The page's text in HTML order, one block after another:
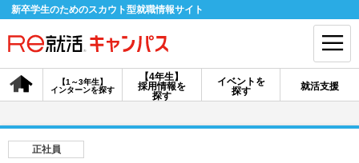
新卒学生のためのスカウト型就職情報サイト
【4年生】
採用情報を
探す
【1～3年生】
インターンを探す
イベントを
探す
就活支援
会員登録 ログイン
正社員